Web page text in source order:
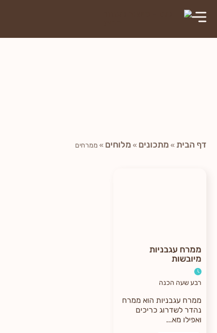
ממרחים
דף הבית » מתכונים » מלוחים » ממרחים
ממרח עגבניות
מיובשות
רבע שעה הכנה
ממרח עגבניות הוא ממרח
נהדר לשדרוג כריכים
ואפילו מא...